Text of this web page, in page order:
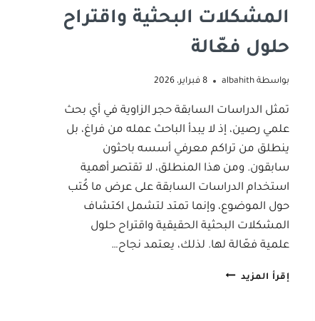
المشكلات البحثية واقتراح
حلول فعّالة
بواسطة albahith 8 فبراير، 2026
تمثل الدراسات السابقة حجر الزاوية في أي بحث
علمي رصين، إذ لا يبدأ الباحث عمله من فراغ، بل
ينطلق من تراكم معرفي أسسه باحثون
سابقون. ومن هذا المنطلق، لا تقتصر أهمية
استخدام الدراسات السابقة على عرض ما كُتب
حول الموضوع، وإنما تمتد لتشمل اكتشاف
المشكلات البحثية الحقيقية واقتراح حلول
علمية فعّالة لها. لذلك، يعتمد نجاح…
إقرأ المزيد استخدام